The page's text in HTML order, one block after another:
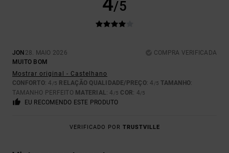
/5
JON 28. MAIO 2026
COMPRA VERIFICADA
MUITO BOM
Mostrar original - Castelhano
CONFORTO: 4 /5 RELAÇÃO QUALIDADE/PREÇO: 4 /5 TAMANHO:
TAMANHO PERFEITO MATERIAL: 4 /5 COR: 4/5
EU RECOMENDO ESTE PRODUTO
VERIFICADO POR TRUSTVILLE